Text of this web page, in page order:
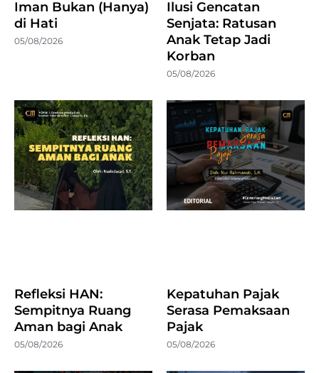
Iman Bukan (Hanya)
di Hati
05/08/2026
Ilusi Gencatan
Senjata: Ratusan
Anak Tetap Jadi
Korban
05/08/2026
Refleksi HAN:
Sempitnya Ruang
Aman bagi Anak
05/08/2026
Kepatuhan Pajak
Serasa Pemaksaan
Pajak
05/08/2026